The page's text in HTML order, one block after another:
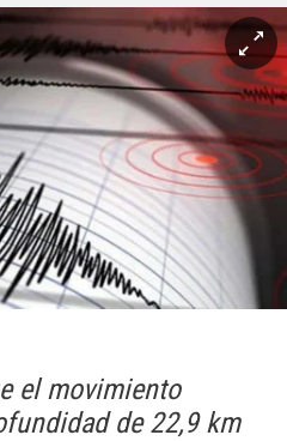
el movimiento
de 22,9 km